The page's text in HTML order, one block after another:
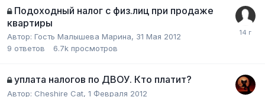
Подоходный налог с физ.лиц при продаже
квартиры
Автор: Гость Малышева Марина, 31 Мая 2012
9 ответов 6.7k просмотров
уплата налогов по ДВОУ. Кто платит?
Автор: Cheshire Cat, 1 Февраля 2012